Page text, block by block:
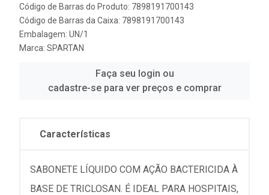
Código de Barras do Produto: 7898191700143
Código de Barras da Caixa: 7898191700143
Embalagem: UN/1
Marca: SPARTAN
Faça seu login ou
cadastre-se para ver preços e comprar
Características
SABONETE LÍQUIDO COM AÇÃO BACTERICIDA À
BASE DE TRICLOSAN. É IDEAL PARA HOSPITAIS,